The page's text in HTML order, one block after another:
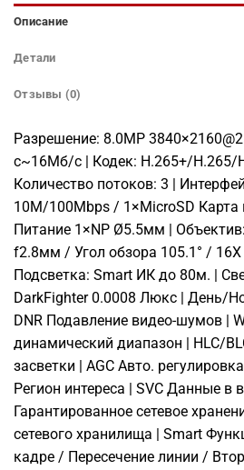
Описание
Детали
Отзывы (0)
Разрешение: 8.0MP
с~16Мб/с | Кодек: H.265+/H.265/
Количество потоков: 3 |
10M/100Mbps / 1×MicroSD
Питание 1×NP Ø5.5мм |
f2.8мм / Угол обзора 105.1° /
Подсветка: Smart ИК до 80м. |
DarkFighter 0.0008 Люкс | День/
DNR Подавление видео-шумов |
динамический диапазон | HLC/
засветки | AGC Авто.
Регион интереса | SVC Данные в
Гарантированное сетевое
сетевого хранилища | Smart
кадре / Пересечение линии /